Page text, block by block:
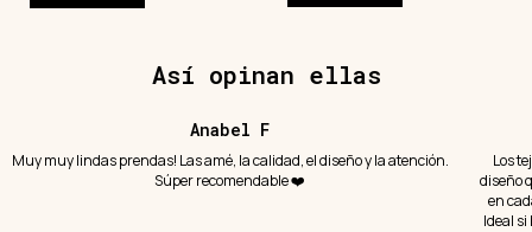
Así opinan ellas
Anabel F
Muy muy lindas prendas! Las amé, la calidad, el diseño y la atención.
Súper recomendable ❤️
Los
diseño
en
Ideal